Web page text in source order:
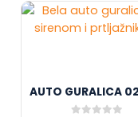
AUTO GURALICA